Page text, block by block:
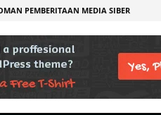
PEMBERITAAN MEDIA SIBER